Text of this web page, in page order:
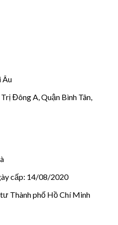
Âu
Đông A, Quận Bình Tân,
cấp: 14/08/2020
Thành phố Hồ Chí Minh